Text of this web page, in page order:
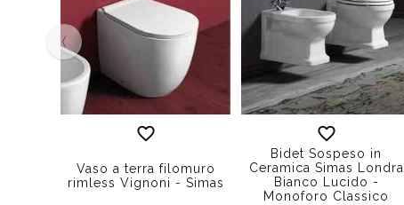
Vaso a terra filomuro
rimless Vignoni - Simas
Bidet Sospeso in
Ceramica Simas Londra
Bianco Lucido -
Monoforo Classico
‹